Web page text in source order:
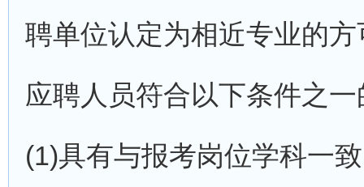
聘单位认定为相近专业的
应聘人员符合以下条件之
(1)具有与报考岗位学科一